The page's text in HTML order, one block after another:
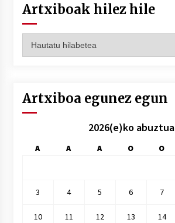
Artxiboak hilez hile
hilez
Artxiboa egunez egun
2026(e)ko abuztua
A A A O O
3 4 5 6 7
10 11 12 13 14